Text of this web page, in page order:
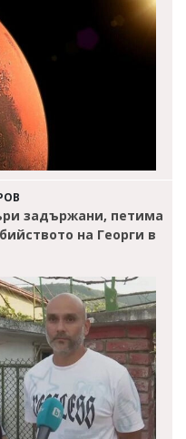
задържани, петима
на Георги в